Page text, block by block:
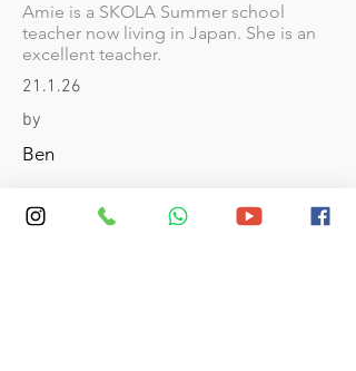
Amie is a SKOLA Summer school
teacher now living in Japan. She is an
excellent teacher.
21.1.26
by
Ben